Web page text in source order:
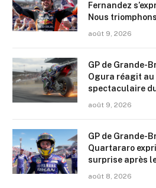
Fernandez
Nous
août 9, 2026
GP de Grande-
Ogura réagit au
spectaculaire
août 9, 2026
GP de Grande-
Quartararo
surprise après
août 8, 2026